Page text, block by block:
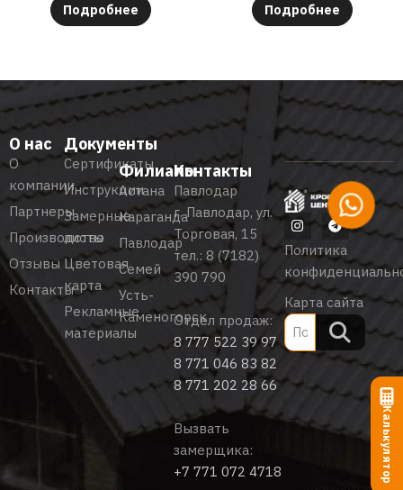
Подробнее Подробнее
О нас
О
компании
Партнеры
Производство
Отзывы
Контакты
Документы
Сертификаты
Инструкции
Замерные
листы
Цветовая
карта
Рекламные
материалы
Филиалы
Астана
Караганда
Павлодар
Семей
Усть-
Каменогорск
Контакты
Павлодар
г. Павлодар, ул.
Торговая, 15
тел.: 8 (7182)
390 790
Отдел продаж:
8 777 522 39 97
8 771 046 83 82
8 771 202 28 66
Вызвать
замерщика:
+7 771 072 4718
Политика
Карта сайта
Калькулятор